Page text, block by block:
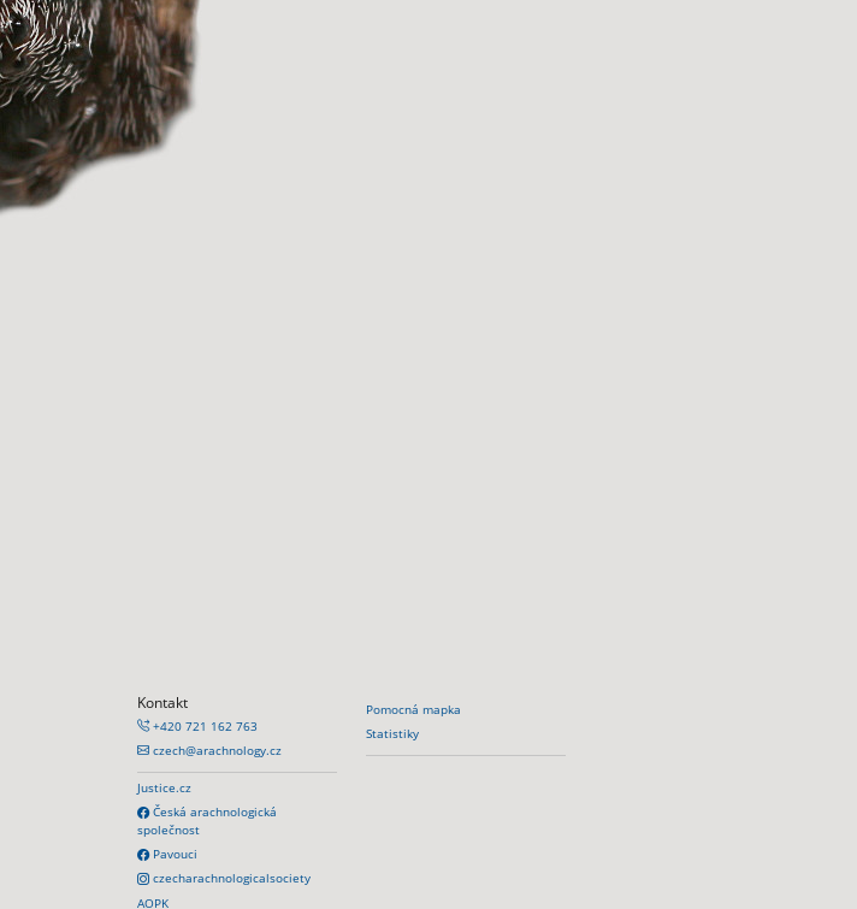
Kontakt
+420 721 162 763
czech@arachnology.cz
Justice.cz
Česká arachnologická
společnost
Pavouci
czecharachnologicalsociety
AOPK
Pomocná mapka
Statistiky